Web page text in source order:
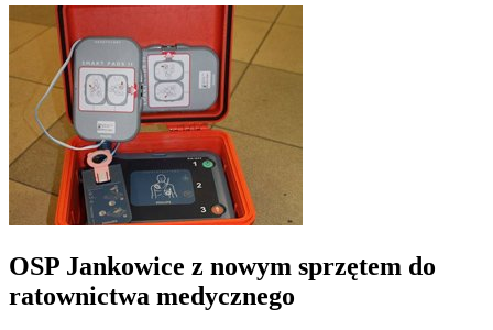
OSP Jankowice z nowym sprzętem do
ratownictwa medycznego